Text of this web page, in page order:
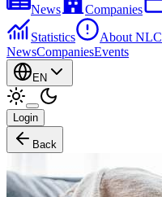
News Companies
Statistics
About NLC
NewsCompaniesEvents
EN
Login
Back